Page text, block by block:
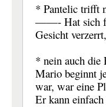
* Pantelic trifft
——- Hat sich
Gesicht
* nein auch die
Mario beginnt
war, war eine
Er kann